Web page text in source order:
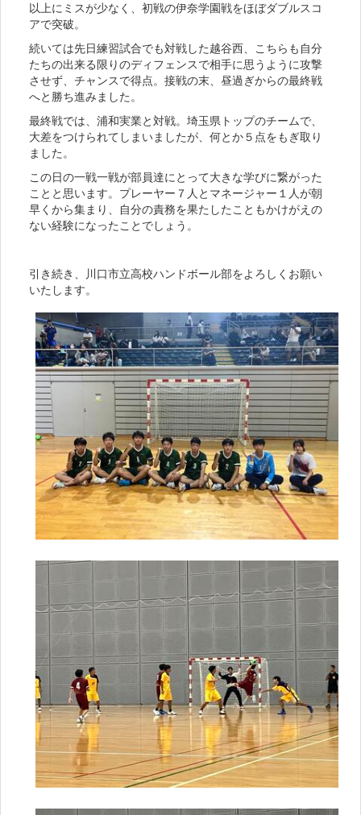
以上にミスが少なく、初戦の伊奈学園戦をほぼダブルスコ
アで突破。
続いては先日練習試合でも対戦した越谷西、こちらも自分
たちの出来る限りのディフェンスで相手に思うように攻撃
させず、チャンスで得点。接戦の末、昼過ぎからの最終戦
へと勝ち進みました。
最終戦では、浦和実業と対戦。埼玉県トップのチームで、
大差をつけられてしまいましたが、何とか５点をもぎ取り
ました。
この日の一戦一戦が部員達にとって大きな学びに繋がった
ことと思います。プレーヤー７人とマネージャー１人が朝
早くから集まり、自分の責務を果たしたこともかけがえの
ない経験になったことでしょう。
引き続き、川口市立高校ハンドボール部をよろしくお願い
いたします。